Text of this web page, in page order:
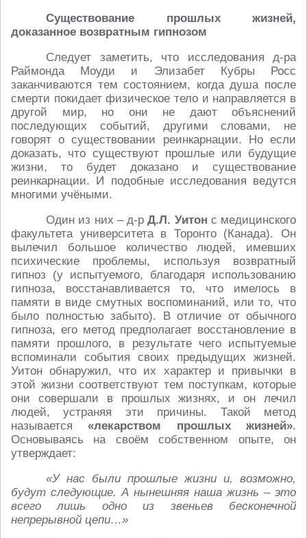
Существование прошлых жизней,
доказанное возвратным гипнозом
Следует заметить, что исследования д-ра
Раймонда Моуди и Элизабет Кубры Росс
заканчиваются тем состоянием, когда душа после
смерти покидает физическое тело и направляется в
другой мир, но они не дают объяснений
последующих событий, другими словами, не
говорят о существовании реинкарнации. Но если
доказать, что существуют прошлые или будущие
жизни, то будет доказано и существование
реинкарнации. И подобные исследования ведутся
многими учёными.
Один из них – д-рД.Л. Уитон с медицинского
факультета университета в Торонто (Канада). Он
вылечил большое количество людей, имевших
психические проблемы, используя возвратный
гипноз (у испытуемого, благодаря использованию
гипноза, восстанавливается то, что имелось в
памяти в виде смутных воспоминаний, или то, что
было полностью забыто). В отличие от обычного
гипноза, его метод предполагает восстановление в
памяти прошлого, в результате чего испытуемые
вспоминали события своих предыдущих жизней.
Уитон обнаружил, что их характер и привычки в
этой жизни соответствуют тем поступкам, которые
они совершали в прошлых жизнях, и он лечил
людей, устраняя эти причины. Такой метод
называется«лекарством прошлых жизней».
Основываясь на своём собственном опыте, он
утверждает:
«У нас были прошлые жизни и, возможно,
будут следующие. А нынешняя наша жизнь – это
всего лишь одно из звеньев бесконечной
непрерывной цепи…»